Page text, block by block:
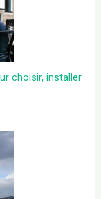
choisir, installer